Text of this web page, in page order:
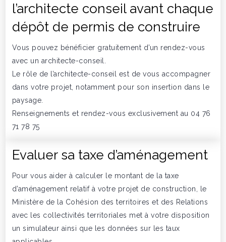
l’architecte conseil avant chaque
dépôt de permis de construire
Vous pouvez bénéficier gratuitement d’un rendez-vous
avec un architecte-conseil.
Le rôle de l’architecte-conseil est de vous accompagner
dans votre projet, notamment pour son insertion dans le
paysage.
Renseignements et rendez-vous exclusivement au 04 76
71 78 75
Evaluer sa taxe d’aménagement
Pour vous aider à calculer le montant de la taxe
d’aménagement relatif à votre projet de construction, le
Ministère de la Cohésion des territoires et des Relations
avec les collectivités territoriales met à votre disposition
un simulateur ainsi que les données sur les taux